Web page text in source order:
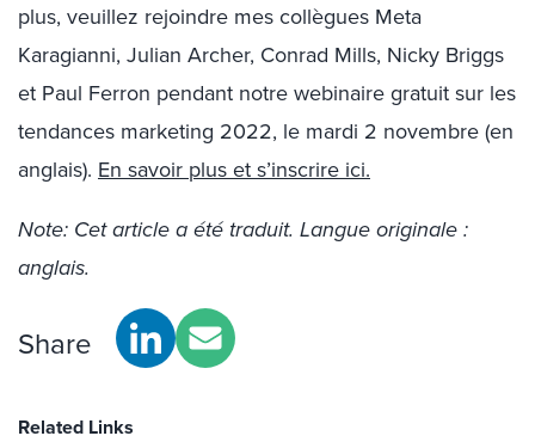
plus, veuillez rejoindre mes collègues Meta
Karagianni, Julian Archer, Conrad Mills, Nicky Briggs
et Paul Ferron pendant notre webinaire gratuit sur les
tendances marketing 2022, le mardi 2 novembre (en
anglais). En savoir plus et s’inscrire ici.
Note: Cet article a été traduit. Langue originale :
anglais.
Share
Related Links